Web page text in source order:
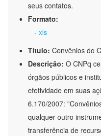
seus contatos.
Formato:
- xls
Título: Convênios do
Descrição: O CNPq
órgãos públicos e
efetividade em suas
6.170/2007:
qualquer outro
transferência de